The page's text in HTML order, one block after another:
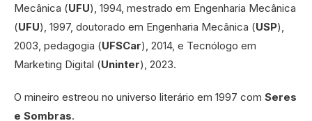
Mecânica (UFU), 1994, mestrado em Engenharia Mecânica
(UFU), 1997, doutorado em Engenharia Mecânica (USP),
2003, pedagogia (UFSCar), 2014, e Tecnólogo em
Marketing Digital (Uninter), 2023.
O mineiro estreou no universo literário em 1997 com Seres
e Sombras.